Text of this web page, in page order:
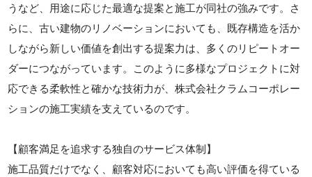
うなど、用途に応じた最適な提案と施工が同社の強みです。さ
らに、古い建物のリノベーションにおいても、既存構造を活か
しながら新しい価値を創出する提案力は、多くのリピートオー
ダーにつながっています。このように多様なプロジェクトに対
応できる柔軟性と確かな技術力が、株式会社クラムコーポレー
ションの施工実績を支えているのです。
【顧客満足を追求する独自のサービス体制】
施工品質だけでなく、顧客対応においても高い評価を得ている